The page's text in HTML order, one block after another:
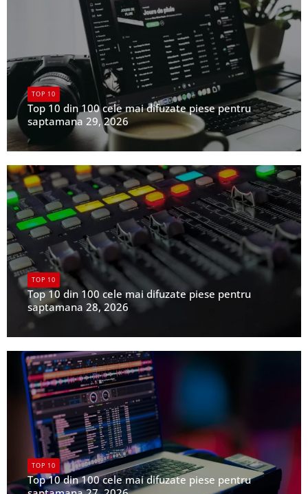
TOP 10
Top 10 din 100 cele mai difuzate piese pentru
saptamana 29, 2026
TOP 10
Top 10 din 100 cele mai difuzate piese pentru
saptamana 28, 2026
TOP 10
Top 10 din 100 cele mai difuzate piese pentru